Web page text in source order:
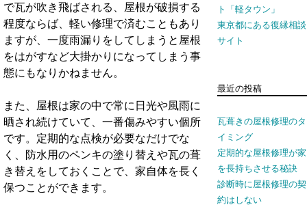
で瓦が吹き飛ばされる、屋根が破損する
程度ならば、軽い修理で済むこともあり
ますが、一度雨漏りをしてしまうと屋根
をはがすなど大掛かりになってしまう事
態にもなりかねません。
また、屋根は家の中で常に日光や風雨に
晒され続けていて、一番傷みやすい個所
です。定期的な点検が必要なだけでな
く、防水用のペンキの塗り替えや瓦の葺
き替えをしておくことで、家自体を長く
保つことができます。
ト「軽タウン」
東京都にある復縁相談
サイト
最近の投稿
瓦葺きの屋根修理のタ
イミング
定期的な屋根修理が家
を長持ちさせる秘訣
診断時に屋根修理の契
約はしない